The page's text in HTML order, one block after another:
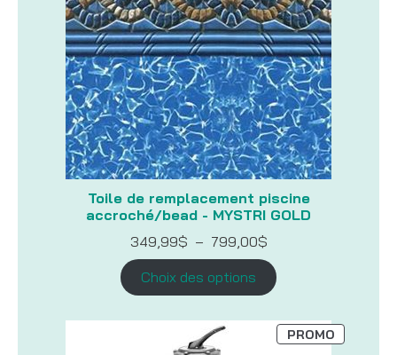
Toile de remplacement piscine
accroché/bead - MYSTRI GOLD
349,99$ – 799,00$Plage
prix :
349,99$
à
Choix des options
PROMOPRODUIT
EN